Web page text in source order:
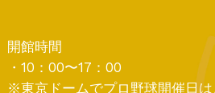
開館時間
・10：00〜17：00
※東京ドームでプロ野球開催日